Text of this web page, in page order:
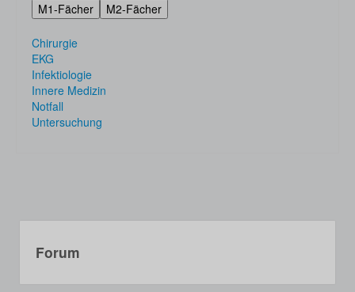
M1-Fächer M2-Fächer
Chirurgie
EKG
Infektiologie
Innere Medizin
Notfall
Untersuchung
Forum